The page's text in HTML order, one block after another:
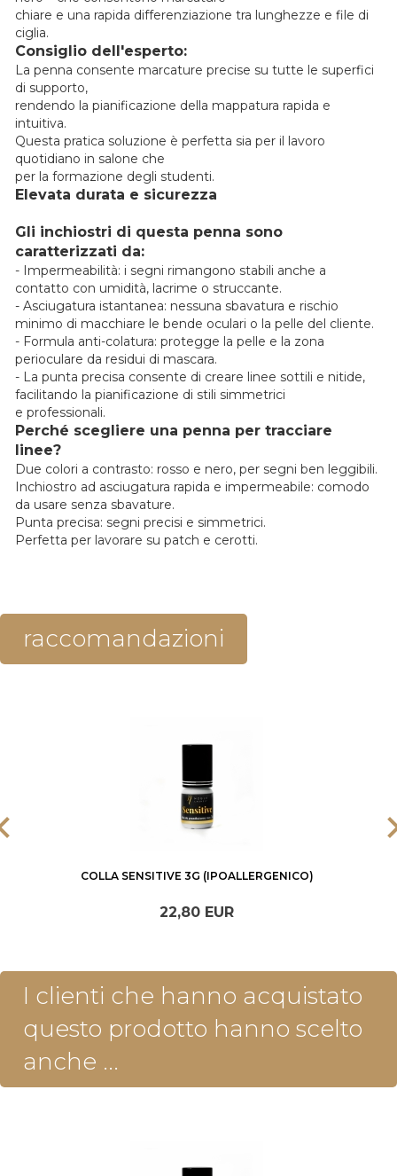
chiare e una rapida differenziazione tra lunghezze e file di
ciglia.
Consiglio dell'esperto:
La penna consente marcature precise su tutte le superfici
di supporto,
rendendo la pianificazione della mappatura rapida e
intuitiva.
Questa pratica soluzione è perfetta sia per il lavoro
quotidiano in salone che
per la formazione degli studenti.
Elevata durata e sicurezza
Gli inchiostri di questa penna sono
caratterizzati da:
- Impermeabilità: i segni rimangono stabili anche a
contatto con umidità, lacrime o struccante.
- Asciugatura istantanea: nessuna sbavatura e rischio
minimo di macchiare le bende oculari o la pelle del cliente.
- Formula anti-colatura: protegge la pelle e la zona
perioculare da residui di mascara.
- La punta precisa consente di creare linee sottili e nitide,
facilitando la pianificazione di stili simmetrici
e professionali.
Perché scegliere una penna per tracciare
linee?
Due colori a contrasto: rosso e nero, per segni ben leggibili.
Inchiostro ad asciugatura rapida e impermeabile: comodo
da usare senza sbavature.
Punta precisa: segni precisi e simmetrici.
Perfetta per lavorare su patch e cerotti.
raccomandazioni
COLLA SENSITIVE 3G (IPOALLERGENICO)
22,80 EUR
I clienti che hanno acquistato
questo prodotto hanno scelto
anche ...